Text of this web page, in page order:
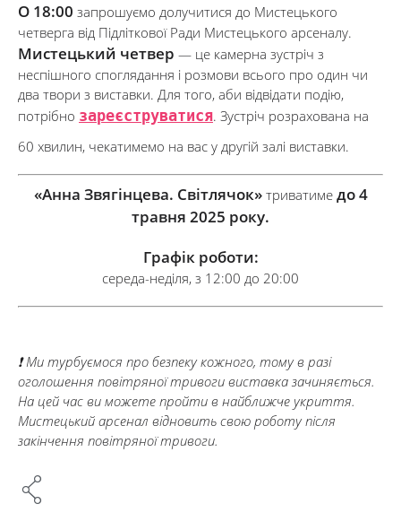
О 18:00 запрошуємо долучитися до Мистецького
четверга від Підліткової Ради Мистецького арсеналу.
Мистецький четвер — це камерна зустріч з
неспішного споглядання і розмови всього про один чи
два твори з виставки. Для того, аби відвідати подію,
потрібно зареєструватися. Зустріч розрахована на
60 хвилин, чекатимемо на вас у другій залі виставки.
«Анна Звягінцева. Світлячок»триватиме до 4
травня 2025 року.
Графік роботи:
середа-неділя, з 12:00 до 20:00
❗ Ми турбуємося про безпеку кожного, тому в разі
оголошення повітряної тривоги виставка зачиняється.
На цей час ви можете пройти в найближче укриття.
Мистецький арсенал відновить свою роботу після
закінчення повітряної тривоги.